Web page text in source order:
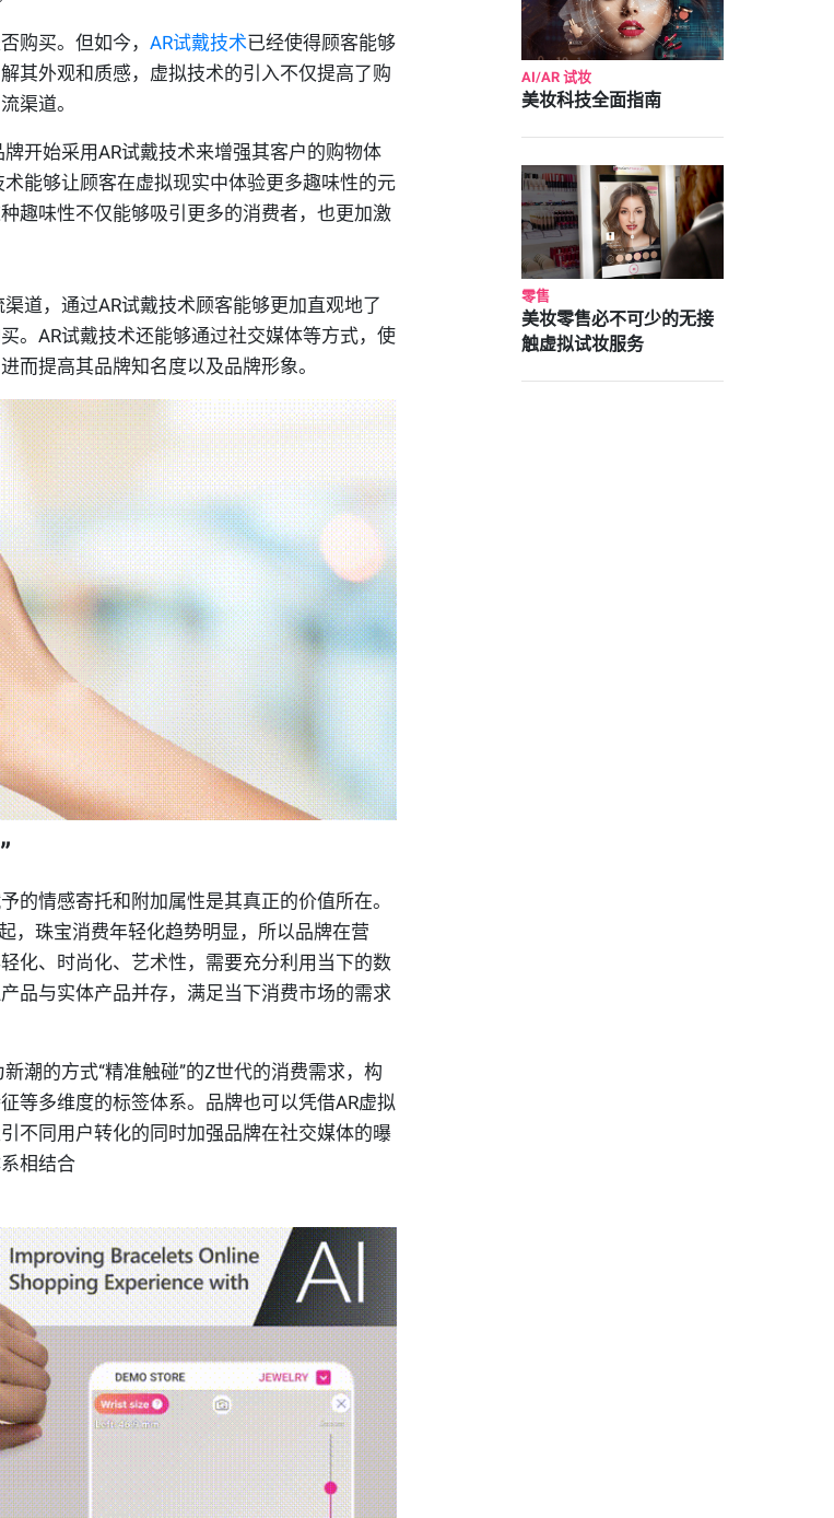
购买。但如今， AR试戴技术已经使得顾客能够
其外观和质感，虚拟技术的引入不仅提高了购
渠道。
开始采用AR试戴技术来增强其客户的购物体
能够让顾客在虚拟现实中体验更多趣味性的元
趣味性不仅能够吸引更多的消费者，也更加激
道，通过AR试戴技术顾客能够更加直观地了
。AR试戴技术还能够通过社交媒体等方式，使
而提高其品牌知名度以及品牌形象。
的情感寄托和附加属性是其真正的价值所在。
，珠宝消费年轻化趋势明显，所以品牌在营
化、时尚化、艺术性，需要充分利用当下的数
品与实体产品并存，满足当下消费市场的需求
潮的方式“精准触碰”的Z世代的消费需求，构
等多维度的标签体系。品牌也可以凭借AR虚拟
不同用户转化的同时加强品牌在社交媒体的曝
相结合
AI/AR 试妆
美妆科技全面指南
零售
美妆零售必不可少的无接
触虚拟试妆服务